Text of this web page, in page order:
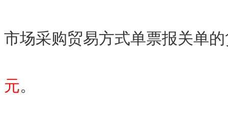
市场采购贸易方式单票报关单
元。